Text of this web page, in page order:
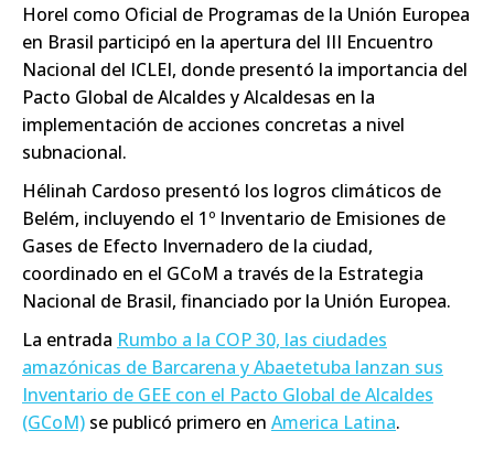
Horel como Oficial de Programas de la Unión Europea
en Brasil participó en la apertura del III Encuentro
Nacional del ICLEI, donde presentó la importancia del
Pacto Global de Alcaldes y Alcaldesas en la
implementación de acciones concretas a nivel
subnacional.
Hélinah Cardoso presentó los logros climáticos de
Belém, incluyendo el 1º Inventario de Emisiones de
Gases de Efecto Invernadero de la ciudad,
coordinado en el GCoM a través de la Estrategia
Nacional de Brasil, financiado por la Unión Europea.
La entrada Rumbo a la COP 30, las ciudades
amazónicas de Barcarena y Abaetetuba lanzan sus
Inventario de GEE con el Pacto Global de Alcaldes
(GCoM) se publicó primero en America Latina.